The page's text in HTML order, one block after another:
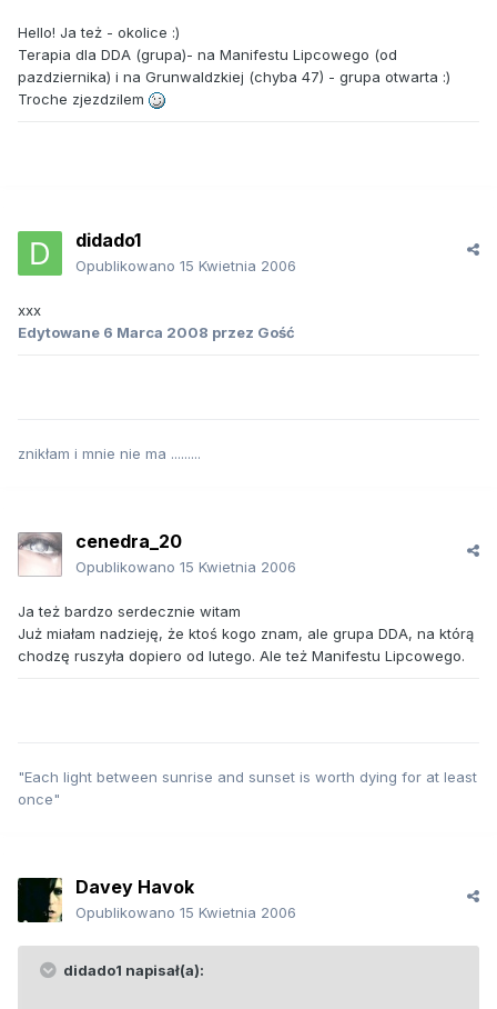
Hello! Ja też - okolice :)
Terapia dla DDA (grupa)- na Manifestu Lipcowego (od
pazdziernika) i na Grunwaldzkiej (chyba 47) - grupa otwarta :)
Troche zjezdzilem
didado1
Opublikowano 15 Kwietnia 2006
xxx
Edytowane 6 Marca 2008 przez Gość
znikłam i mnie nie ma .........
cenedra_20
Opublikowano 15 Kwietnia 2006
Ja też bardzo serdecznie witam
Już miałam nadzieję, że ktoś kogo znam, ale grupa DDA, na którą
chodzę ruszyła dopiero od lutego. Ale też Manifestu Lipcowego.
"Each light between sunrise and sunset is worth dying for at least
once"
Davey Havok
Opublikowano 15 Kwietnia 2006
didado1 napisał(a):